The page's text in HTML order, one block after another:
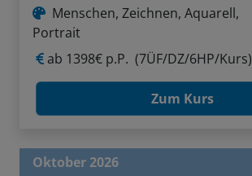
Menschen, Zeichnen, Aquarell,
Portrait
ab 1398€ p.P. (7ÜF/DZ/6HP/Kurs)
Zum Kurs
Oktober 2026